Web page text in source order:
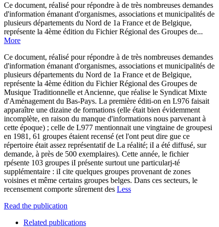
Ce document, réaIisé pour répondre à de très nombreuses demandes
d'information émanant d'organismes, associations et municipalités de
plusieurs départements du Nord de 1a France et de Belgique,
représente la 4ème édition du Fichier Régional des Groupes de...
More
Ce document, réaIisé pour répondre à de très nombreuses demandes
d'information émanant d'organismes, associations et municipalités de
plusieurs départements du Nord de 1a France et de Belgique,
représente la 4ème édition du Fichier Régional des Groupes de
Musique Traditionnelle et Ancienne, que réalise le Syndicat Mixte
d'Aménagement du Bas-Pays. La première éditi-on en L976 faisait
apparaître une dizaine de formations (elle était bien évidemment
incomplète, en raison du manque d'informations nous parvenant à
cette époque) ; celle de L977 mentionnait une vingtaine de groupesi
en 1981, 61 groupes étaient recensé (et l'ont peut dire gue ce
répertoire était assez représentatif de La réalité; iI a été diffusé, sur
demande, à près de 500 exemplaires). Cette année, le fichier
rpésente 103 groupes iI présente surtout une particularj-té
supplémentaire : iI cite quelques groupes provenant de zones
voisines et même certains groupes belges. Dans ces secteurs, le
recensement comporte sûrement des Less
Read the publication
Related publications